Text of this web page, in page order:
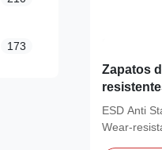
173
Zapatos
de acero
ESD Anti
Wear-